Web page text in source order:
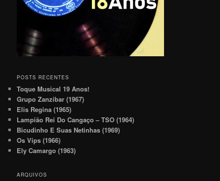
POSTS RECENTES
Toque Musical 19 Anos!
Grupo Zanzibar (1967)
Elis Regina (1965)
Lampião Rei Do Cangaço – TSO (1964)
Bicudinho E Suas Netinhas (1969)
Os Vips (1966)
Ely Camargo (1963)
ARQUIVOS